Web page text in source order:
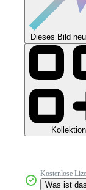
Dieses Bild
Kollektion
Kostenlose
Was ist